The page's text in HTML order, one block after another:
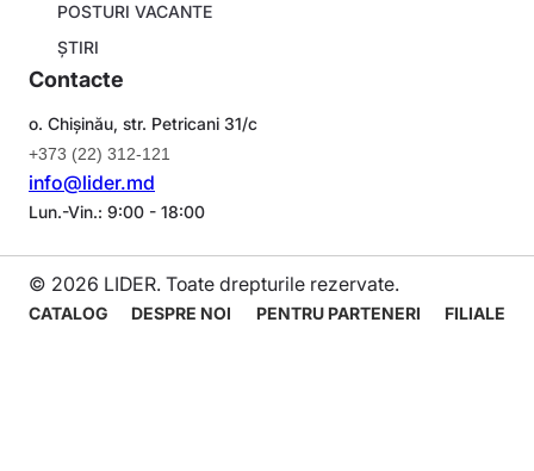
POSTURI VACANTE
ȘTIRI
Contacte
o. Chișinău, str. Petricani 31/c
+373 (22) 312-121
info@lider.md
Lun.-Vin.: 9:00 - 18:00
© 2026 LIDER. Toate drepturile rezervate.
Navigare
CATALOG DESPRE NOI PENTRU PARTENERI FILIALE